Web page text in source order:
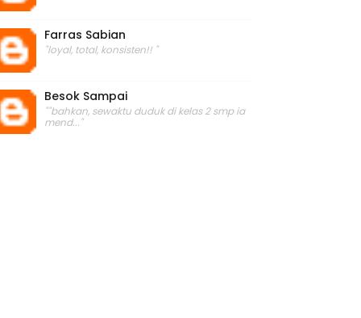
Farras Sabian
"loyal, total, konsisten!! "
Besok Sampai
""bahkan, sewaktu duduk di kelas 2 smp ia
mend..."